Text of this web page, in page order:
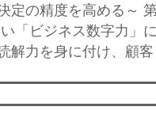
定の精度を高める～
「ビジネス数字力」
解力を身に付け、顧